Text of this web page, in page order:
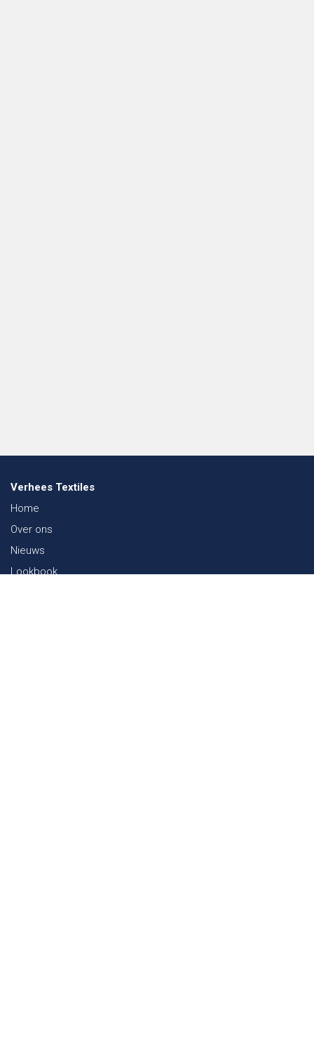
Verhees Textiles
Home
Over ons
Nieuws
Lookbook